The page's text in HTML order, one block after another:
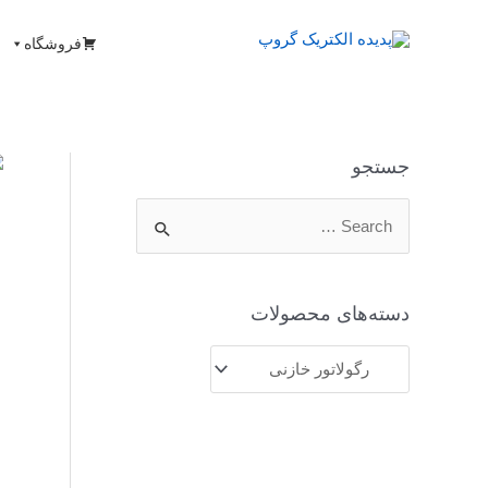
فروشگاه
جستجو
دسته‌های محصولات